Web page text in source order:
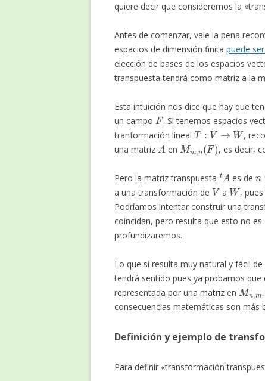
quiere decir que consideremos la
Antes de comenzar, vale la pena
espacios de dimensión finita puede
elección de bases de los espacios
transpuesta tendrá como matriz a la
Esta intuición nos dice que hay que
un campo
F
. Si tenemos espacios
tranformación lineal
T:V→W
,
una matriz
A
en
Mm, n(F)
, es decir,
Pero la matriz transpuesta
t A
es de
a una transformación de
V
a
W
,
Podríamos intentar construir una
coincidan, pero resulta que esto no
profundizaremos.
Lo que sí resulta muy natural y fácil
tendrá sentido pues ya probamos que
representada por una matriz en
Mn,
consecuencias matemáticas son más
Definición y ejemplo de
Para definir «transformación